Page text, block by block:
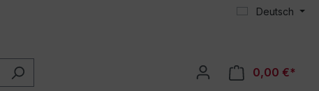
Deutsch
0,00 €*